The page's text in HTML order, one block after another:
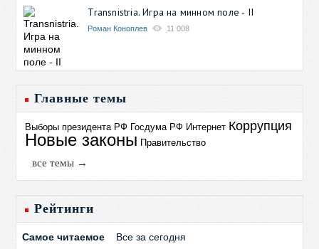
Transnistria. Игра на минном поле - II
Роман Коноплев 11 008
Главные темы
Выборы президента РФ Госдума РФ Интернет Коррупция
Новые законы Правительство
все темы →
Рейтинги
Самое читаемое Все за сегодня